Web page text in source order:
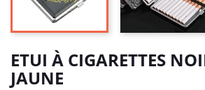
ETUI À CIGARETTES
JAUNE